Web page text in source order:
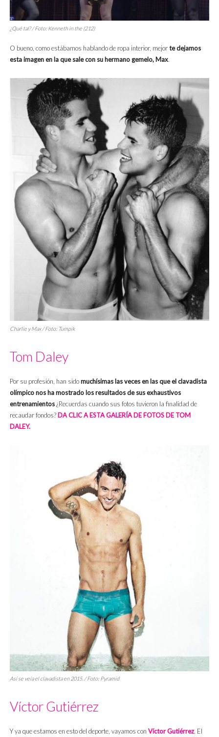
¿Qué tal? / Foto: Kenneth in the (212)
O bueno, como estábamos hablando de ropa interior, mejorte dejamos
esta imagen en la que sale con su hermano gemelo, Max.
Charlie y Max / Foto: Tumpik
Tom Daley
Por su profesión, han sidomuchísimas las veces en las que el clavadista
olímpico nos ha mostrado los resultados de sus exhaustivos
entrenamientos¿Recuerdas cuando sus fotos tuvieron la finalidad de
recaudar fondos? DA CLIC A ESTA GALERÍA DE FOTOS DE TOM
DALEY.
Así se veía el clavadista en 2015. / Foto: Pyramid
Víctor Gutiérrez
Y ya que estamos en esto del deporte, vayamos con Víctor Gutiérrez. El